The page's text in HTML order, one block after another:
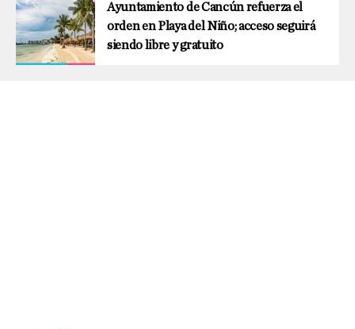
Ayuntamiento de Cancún refuerza el
orden en Playa del Niño; acceso seguirá
siendo libre y gratuito